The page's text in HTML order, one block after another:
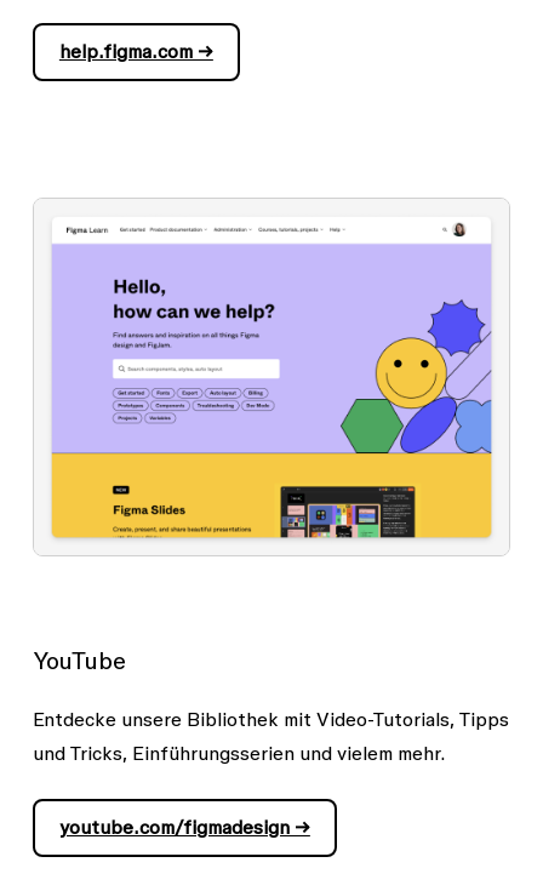
help.figma.com →
YouTube
Entdecke unsere Bibliothek mit Video-Tutorials, Tipps
und Tricks, Einführungsserien und vielem mehr.
youtube.com/figmadesign →